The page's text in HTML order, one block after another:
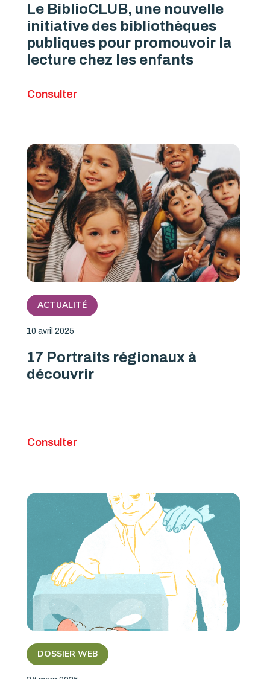
Le BiblioCLUB, une nouvelle
initiative des bibliothèques
publiques pour promouvoir la
lecture chez les enfants
Consulter
ACTUALITÉ
10 avril 2025
17 Portraits régionaux à
découvrir
Consulter
DOSSIER WEB